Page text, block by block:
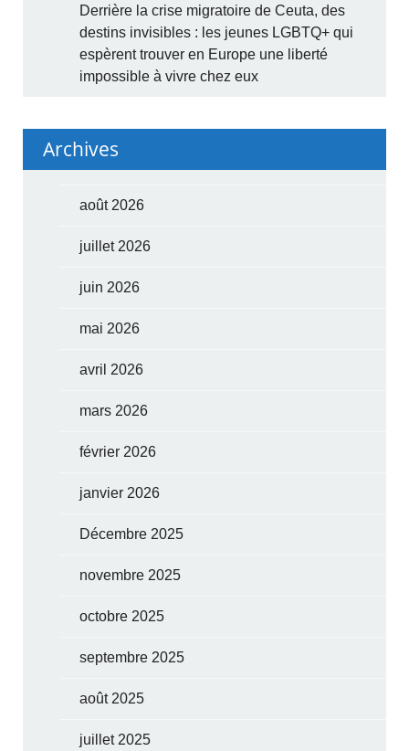
Derrière la crise migratoire de Ceuta, des
destins invisibles : les jeunes LGBTQ+ qui
espèrent trouver en Europe une liberté
impossible à vivre chez eux
Archives
août 2026
juillet 2026
juin 2026
mai 2026
avril 2026
mars 2026
février 2026
janvier 2026
Décembre 2025
novembre 2025
octobre 2025
septembre 2025
août 2025
juillet 2025